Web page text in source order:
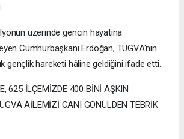
üzerinde gencin hayatına
Cumhurbaşkanı Erdoğan, TÜGVA'nın
gençlik hareketi hâline geldiğini ifade etti.
625 İLÇEMİZDE 400 BİNİ AŞKIN
AİLEMİZİ CANI GÖNÜLDEN TEBRİK